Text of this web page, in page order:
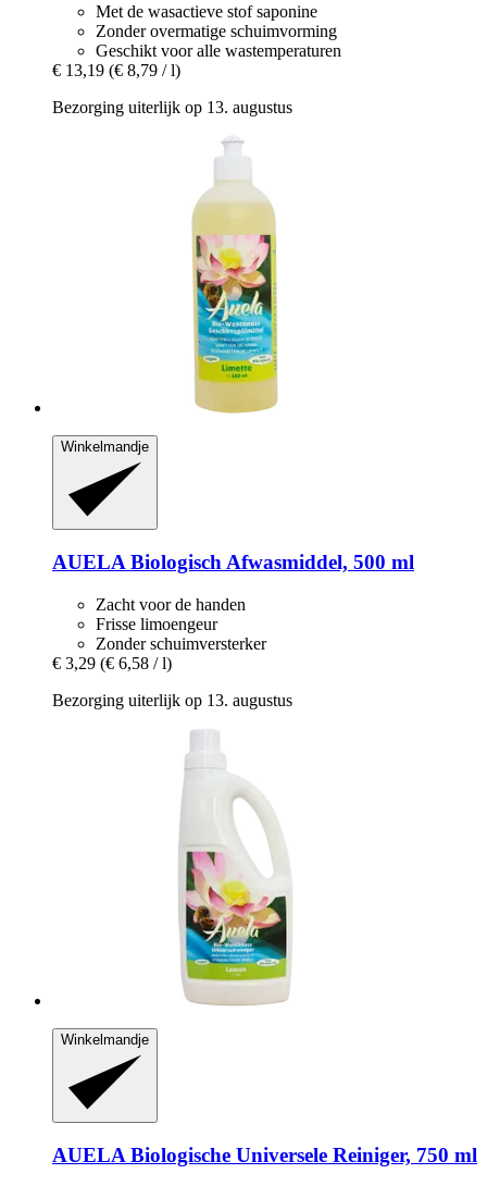
Met de wasactieve stof saponine
Zonder overmatige schuimvorming
Geschikt voor alle wastemperaturen
€ 13,19 (€ 8,79 / l)
Bezorging uiterlijk op 13. augustus
Winkelmandje
AUELA Biologisch Afwasmiddel, 500 ml
Zacht voor de handen
Frisse limoengeur
Zonder schuimversterker
€ 3,29 (€ 6,58 / l)
Bezorging uiterlijk op 13. augustus
Winkelmandje
AUELA Biologische Universele Reiniger, 750 ml